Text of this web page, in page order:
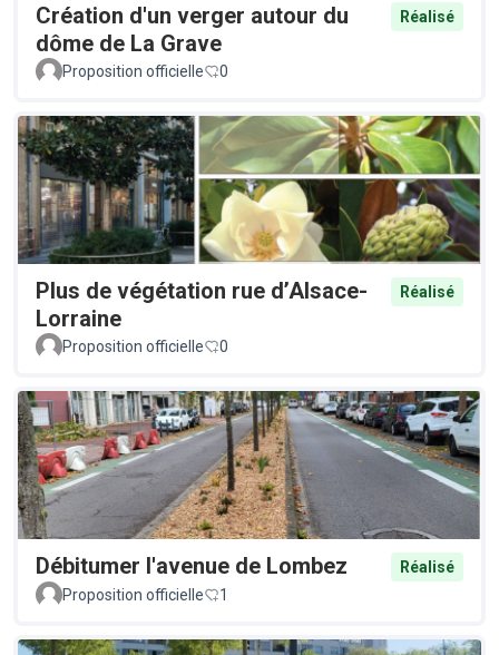
Création d'un verger autour du
dôme de La Grave
Réalisé
Proposition officielle 0
Plus de végétation rue d’Alsace-
Lorraine
Réalisé
Proposition officielle 0
Débitumer l'avenue de Lombez
Réalisé
Proposition officielle
1